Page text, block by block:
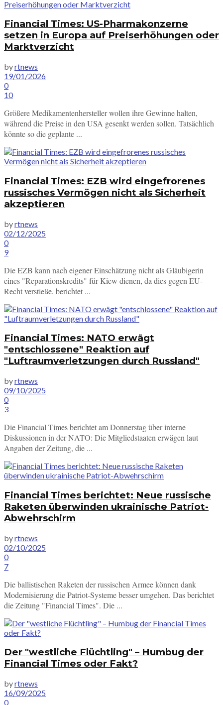
Financial Times: US-Pharmakonzerne
setzen in Europa auf Preiserhöhungen oder
Marktverzicht
byrtnews
19/01/2026
0
10
Größere Medikamentenhersteller wollen ihre Gewinne halten,
während die Preise in den USA gesenkt werden sollen. Tatsächlich
könnte so die geplante ...
Financial Times: EZB wird eingefrorenes
russisches Vermögen nicht als Sicherheit
akzeptieren
byrtnews
02/12/2025
0
9
Die EZB kann nach eigener Einschätzung nicht als Gläubigerin
eines "Reparationskredits" für Kiew dienen, da dies gegen EU-
Recht verstieße, berichtet ...
Financial Times: NATO erwägt
"entschlossene" Reaktion auf
"Luftraumverletzungen durch Russland"
byrtnews
09/10/2025
0
3
Die Financial Times berichtet am Donnerstag über interne
Diskussionen in der NATO: Die Mitgliedstaaten erwägen laut
Angaben der Zeitung, die ...
Financial Times berichtet: Neue russische
Raketen überwinden ukrainische Patriot-
Abwehrschirm
byrtnews
02/10/2025
0
7
Die ballistischen Raketen der russischen Armee können dank
Modernisierung die Patriot-Systeme besser umgehen. Das berichtet
die Zeitung "Financial Times". Die ...
Der "westliche Flüchtling" – Humbug der
Financial Times oder Fakt?
byrtnews
16/09/2025
0